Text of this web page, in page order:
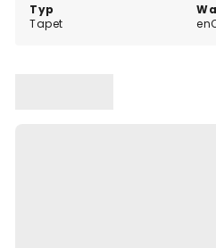
Typ
Tapet